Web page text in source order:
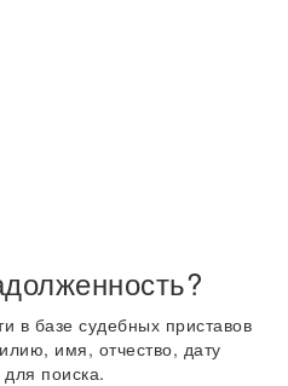
в базе судебных приставов
имя, отчество, дату
поиска.